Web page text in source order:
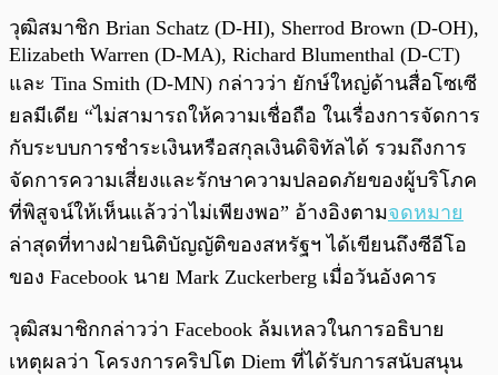
วุฒิสมาชิก Brian Schatz (D-HI), Sherrod Brown (D-OH),
Elizabeth Warren (D-MA), Richard Blumenthal (D-CT)
และ Tina Smith (D-MN) กล่าวว่า ยักษ์ใหญ่ด้านสื่อโซเซี
ยลมีเดีย “ไม่สามารถให้ความเชื่อถือ ในเรื่องการจัดการ
กับระบบการชำระเงินหรือสกุลเงินดิจิทัลได้ รวมถึงการ
จัดการความเสี่ยงและรักษาความปลอดภัยของผู้บริโภค
ที่พิสูจน์ให้เห็นแล้วว่าไม่เพียงพอ” อ้างอิงตามจดหมาย
ล่าสุดที่ทางฝ่ายนิติบัญญัติของสหรัฐฯ ได้เขียนถึงซีอีโอ
ของ Facebook นาย Mark Zuckerberg เมื่อวันอังคาร
วุฒิสมาชิกกล่าวว่า Facebook ล้มเหลวในการอธิบาย
เหตุผลว่า โครงการคริปโต Diem ที่ได้รับการสนับสนุน